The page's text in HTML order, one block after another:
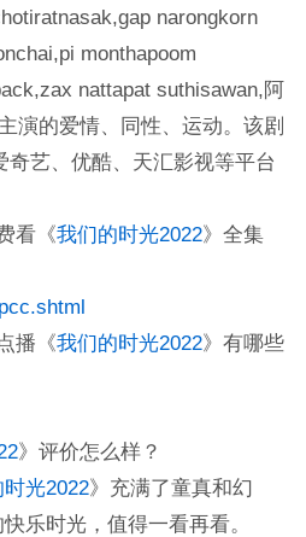
narongkorn
monthapoom
nattapat suthisawan,阿
演的爱情、同性、运动。该剧
奇艺、优酷、天汇影视等平台
看《我们的时光2022》全集
播《我们的时光2022》有哪些
》评价怎么样？
光2022》充满了童真和幻
乐时光，值得一看再看。